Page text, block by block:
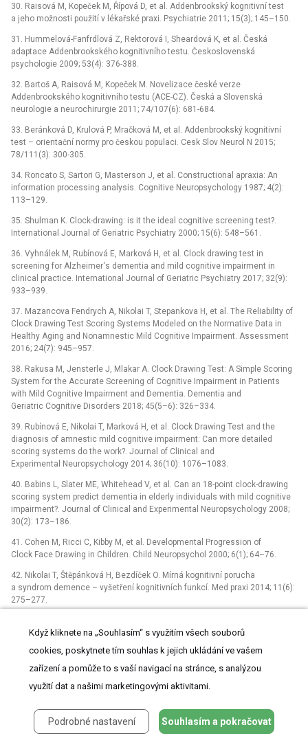
30. Raisová M, Kopeček M, Řípová D, et al. Addenbrookský kognitivní test
a jeho možnosti použití v lékařské praxi. Psychiatrie 2011; 15(3); 145–150.
31. Hummelová-Fanfrdlová Z, Rektorová I, Sheardová K, et al. Česká
adaptace Addenbrookského kognitivního testu. Československá
psychologie 2009; 53(4): 376-388.
32. Bartoš A, Raisová M, Kopeček M. Novelizace české verze
Addenbrookského kognitivního testu (ACE-CZ). Česká a Slovenská
neurologie a neurochirurgie 2011; 74/107(6): 681-684.
33. Beránková D, Krulová P, Mračková M, et al. Addenbrookský kognitivní
test –⁠ orientační normy pro českou populaci. Cesk Slov Neurol N 2015;
78/111(3): 300-305.
34. Roncato S, Sartori G, Masterson J, et al. Constructional apraxia: An
information processing analysis. Cognitive Neuropsychology 1987; 4(2):
113–129.
35. Shulman K. Clock-drawing: is it the ideal cognitive screening test?.
International Journal of Geriatric Psychiatry 2000; 15(6): 548–561.
36. Vyhnálek M, Rubínová E, Marková H, et al. Clock drawing test in
screening for Alzheimer‘s dementia and mild cognitive impairment in
clinical practice. International Journal of Geriatric Psychiatry 2017; 32(9):
933–939.
37. Mazancova Fendrych A, Nikolai T, Stepankova H, et al. The Reliability of
Clock Drawing Test Scoring Systems Modeled on the Normative Data in
Healthy Aging and Nonamnestic Mild Cognitive Impairment. Assessment
2016; 24(7): 945–957.
38. Rakusa M, Jensterle J, Mlakar A. Clock Drawing Test: A Simple Scoring
System for the Accurate Screening of Cognitive Impairment in Patients
with Mild Cognitive Impairment and Dementia. Dementia and
Geriatric Cognitive Disorders 2018; 45(5–6): 326–334.
39. Rubínová E, Nikolai T, Marková H, et al. Clock Drawing Test and the
diagnosis of amnestic mild cognitive impairment: Can more detailed
scoring systems do the work?. Journal of Clinical and
Experimental Neuropsychology 2014; 36(10): 1076–1083.
40. Babins L, Slater ME, Whitehead V, et al. Can an 18-point clock-drawing
scoring system predict dementia in elderly individuals with mild cognitive
impairment?. Journal of Clinical and Experimental Neuropsychology 2008;
30(2): 173–186.
41. Cohen M, Ricci C, Kibby M, et al. Developmental Progression of
Clock Face Drawing in Children. Child Neuropsychol 2000; 6(1); 64–76.
42. Nikolai T, Štěpánková H, Bezdíček O. Mírná kognitivní porucha
a syndrom demence –⁠ vyšetření kognitivních funkcí. Med praxi 2014; 11(6):
275–277.
ŠTÍTKY
Protetika
Když kliknete na „Souhlasím“ s využitím všech souborů
cookies, poskytnete tím souhlas k jejich ukládání ve vašem
zařízení a pomůže to s vaší navigací na stránce, s analýzou
využití dat a našimi marketingovými aktivitami.
Podrobné nastavení Souhlasím a pokračovat